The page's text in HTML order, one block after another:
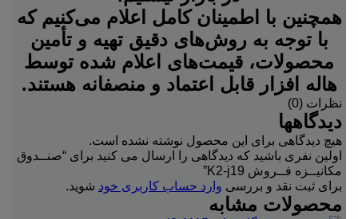
همچنین با اطمینان کامل اعلام می‌کنیم که
با توجه به روش‌های دقیق تهیه و تأمین
محصولات، قیمت‌های اعلام شده توسط
هاله افزار قابل اعتماد و منصفانه هستند.
نظرات (0)
دیدگاهها
هیچ دیدگاهی برای این محصول نوشته نشده است.
اولین نفری باشید که دیدگاهی را ارسال می کنید برای “صنــدوق
مکانیــزه فــروش K2-j19”
برای ثبت نقد و بررسی وارد حساب کاربری خود شوید.
محصولات مشابه